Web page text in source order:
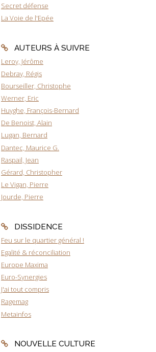
Secret défense
La Voie de l'Epée
AUTEURS À SUIVRE
Leroy, Jérôme
Debray, Régis
Bourseiller, Christophe
Werner, Eric
Huyghe, François-Bernard
De Benoist, Alain
Lugan, Bernard
Dantec, Maurice G.
Raspail, Jean
Gérard, Christopher
Le Vigan, Pierre
Jourde, Pierre
DISSIDENCE
Feu sur le quartier général !
Egalité & réconciliation
Europe Maxima
Euro-Synergies
J'ai tout compris
Ragemag
Metainfos
NOUVELLE CULTURE